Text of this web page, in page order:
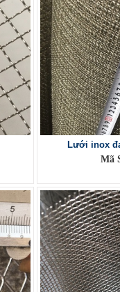
Lưới inox
Mã